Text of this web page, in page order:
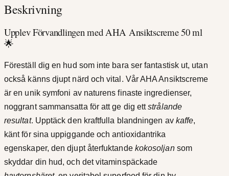
Beskrivning
Upplev Förvandlingen med AHA Ansiktscreme 50 ml
🌟
Föreställ dig en hud som inte bara ser fantastisk ut, utan
också känns djupt närd och vital. Vår AHA Ansiktscreme
är en unik symfoni av naturens finaste ingredienser,
noggrant sammansatta för att ge dig ettstrålande
resultat. Upptäck den kraftfulla blandningen av kaffe,
känt för sina uppiggande och antioxidantrika
egenskaper, den djupt återfuktande kokosoljansom
skyddar din hud, och det vitaminspäckade